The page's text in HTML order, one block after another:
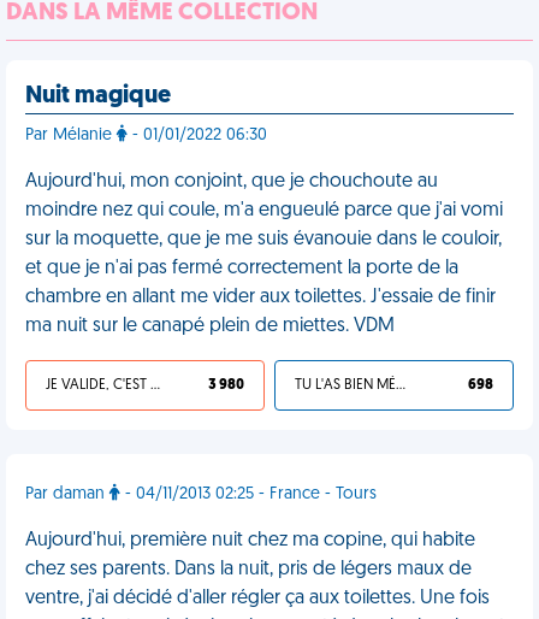
DANS LA MÊME COLLECTION
Nuit magique
Par Mélanie - 01/01/2022 06:30
Aujourd'hui, mon conjoint, que je chouchoute au
moindre nez qui coule, m'a engueulé parce que j'ai vomi
sur la moquette, que je me suis évanouie dans le couloir,
et que je n'ai pas fermé correctement la porte de la
chambre en allant me vider aux toilettes. J'essaie de finir
ma nuit sur le canapé plein de miettes. VDM
JE VALIDE, C'EST UNE VDM 3 980 TU L'AS BIEN MÉRITÉ 698
Par daman - 04/11/2013 02:25 - France - Tours
Aujourd'hui, première nuit chez ma copine, qui habite
chez ses parents. Dans la nuit, pris de légers maux de
ventre, j'ai décidé d'aller régler ça aux toilettes. Une fois